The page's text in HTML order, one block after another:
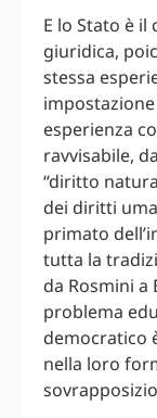
E lo Stato è il
giuridica,
stessa
esperienza
ravvisabile,
“diritto
dei diritti
primato
tutta la
da Rosmini a
problema
democratico
nella loro